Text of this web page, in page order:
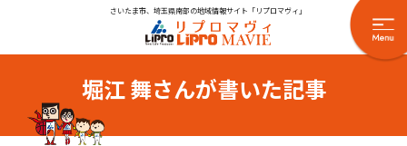
さいたま市、埼玉県南部の地域情報サイト「リプロマヴィ」
堀江 舞さんが書いた記事